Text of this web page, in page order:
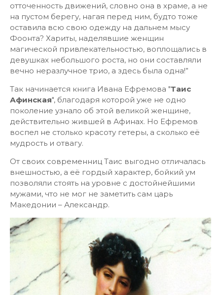
отточенность движений, словно она в храме, а не
на пустом берегу, нагая перед ним, будто тоже
оставила всю свою одежду на дальнем мысу
Фоонта? Хариты, наделявшие женщин
магической привлекательностью, воплощались в
девушках небольшого роста, но они составляли
вечно неразлучное трио, а здесь была одна!”
Так начинается книга Ивана Ефремова "Таис
Афинская", благодаря которой уже не одно
поколение узнало об этой великой женщине,
действительно жившей в Афинах. Но Ефремов
воспел не столько красоту гетеры, а сколько её
мудрость и отвагу.
От своих современниц Таис выгодно отличалась
внешностью, а её гордый характер, бойкий ум
позволяли стоять на уровне с достойнейшими
мужами, что не мог не заметить сам царь
Македонии – Александр.